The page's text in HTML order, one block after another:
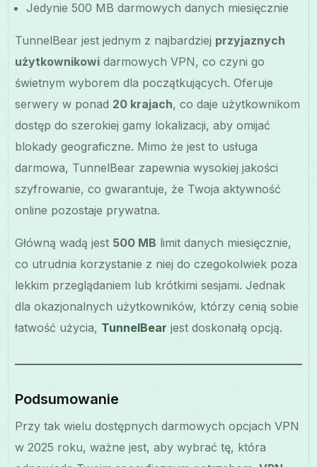
Jedynie 500 MB darmowych danych miesięcznie
TunnelBear jest jednym z najbardziej przyjaznych
użytkownikowi darmowych VPN, co czyni go
świetnym wyborem dla początkujących. Oferuje
serwery w ponad 20 krajach, co daje użytkownikom
dostęp do szerokiej gamy lokalizacji, aby omijać
blokady geograficzne. Mimo że jest to usługa
darmowa, TunnelBear zapewnia wysokiej jakości
szyfrowanie, co gwarantuje, że Twoja aktywność
online pozostaje prywatna.
Główną wadą jest 500 MB limit danych miesięcznie,
co utrudnia korzystanie z niej do czegokolwiek poza
lekkim przeglądaniem lub krótkimi sesjami. Jednak
dla okazjonalnych użytkowników, którzy cenią sobie
łatwość użycia, TunnelBear jest doskonałą opcją.
Podsumowanie
Przy tak wielu dostępnych darmowych opcjach VPN
w 2025 roku, ważne jest, aby wybrać tę, która